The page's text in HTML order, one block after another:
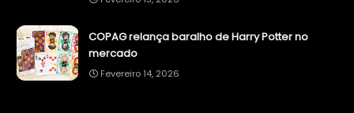
COPAG relança baralho de Harry Potter no
mercado
Fevereiro 14, 2026